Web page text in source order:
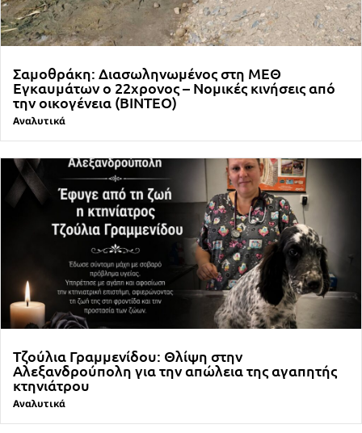
Σαμοθράκη: Διασωληνωμένος στη ΜΕΘ
Εγκαυμάτων ο 22χρονος – Νομικές κινήσεις από
την οικογένεια (ΒΙΝΤΕΟ)
Αναλυτικά
Τζούλια Γραμμενίδου: Θλίψη στην
Αλεξανδρούπολη για την απώλεια της αγαπητής
κτηνιάτρου
Αναλυτικά